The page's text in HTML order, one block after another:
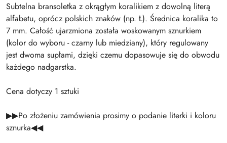
Subtelna bransoletka z okrągłym koralikiem z dowolną literą
alfabetu, oprócz polskich znaków (np. Ł). Średnica koralika to
7 mm. Całość ujarzmiona została woskowanym sznurkiem
(kolor do wyboru - czarny lub miedziany), który regulowany
jest dwoma supłami, dzięki czemu dopasowuje się do obwodu
każdego nadgarstka.
Cena dotyczy 1 sztuki
▶▶Po złożeniu zamówienia prosimy o podanie literki i koloru
sznurka◀◀